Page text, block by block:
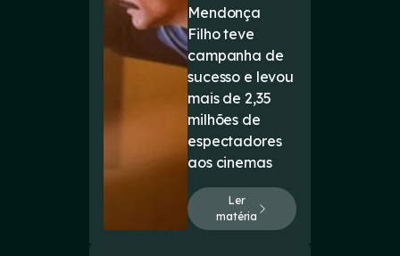
Mendonça
Filho teve
campanha de
sucesso e levou
mais de 2,35
milhões de
espectadores
aos cinemas
Ler
matéria